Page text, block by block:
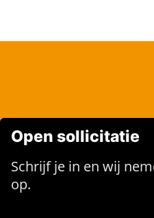
Open sollicitatie
Schrijf je in en wij
op.